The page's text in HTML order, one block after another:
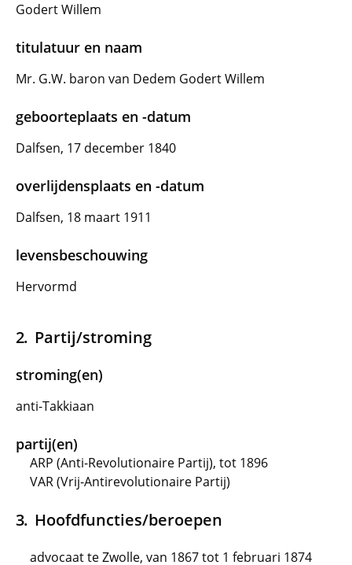
Godert Willem
titulatuur en naam
Mr. G.W. baron van Dedem Godert Willem
geboorteplaats en -datum
Dalfsen, 17 december 1840
overlijdensplaats en -datum
Dalfsen, 18 maart 1911
levensbeschouwing
Hervormd
Partij/stroming
stroming(en)
anti-Takkiaan
partij(en)
ARP (Anti-Revolutionaire Partij), tot 1896
VAR (Vrij-Antirevolutionaire Partij)
Hoofdfuncties/beroepen
advocaat te Zwolle, van 1867 tot 1 februari 1874